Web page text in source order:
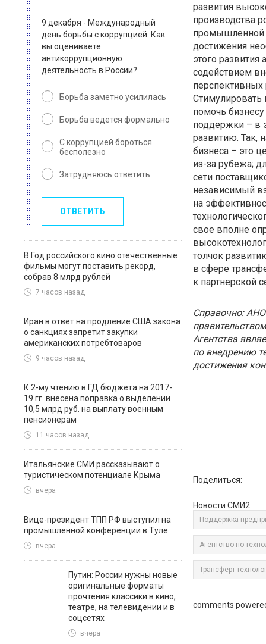
9 декабря - Международный
день борьбы с коррупцией. Как
вы оцениваете
антикоррупционную
деятельность в России?
Борьба заметно усилилась
Борьба ведется формально
С коррупцией бороться
бесполезно
Затрудняюсь ответить
ОТВЕТИТЬ
В Год российского кино отечественные
фильмы могут поставить рекорд,
собрав 8 млрд рублей
7 часов назад
Иран в ответ на продление США закона
о санкциях запретит закупки
американских потребтоваров
9 часов назад
К 2-му чтению в ГД бюджета на 2017-
19 гг. внесена поправка о выделении
10,5 млрд руб. на выплату военным
пенсионерам
11 часов назад
Итальянские СМИ рассказывают о
туристическом потенциале Крыма
вчера
Вице-президент ТПП РФ выступил на
промышленной конференции в Туле
вчера
Путин: России нужны новые
оригинальные форматы
прочтения классики в кино,
театре, на телевидении и в
соцсетях
вчера
развития
производства
промышленной
достижения
этого развития
содействием
перспективных
Стимулировать
помочь бизнесу
поддержки – в
развитию. Так,
бизнеса – это
из-зарубежа;
сети
независимый
на
свое вполне
толчок
в сфере
к партнерской
Справочно:АНО
Агентства
по внедрению
достижения
Поделиться:
Новости СМИ2
Поддержка
Агентство по
Трансферт
comments